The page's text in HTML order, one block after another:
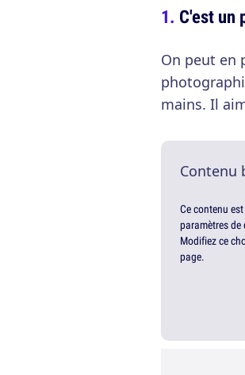
C'est un
On peut en
mains. Il
Contenu
Ce contenu
paramètres
Modifiez ce
page.